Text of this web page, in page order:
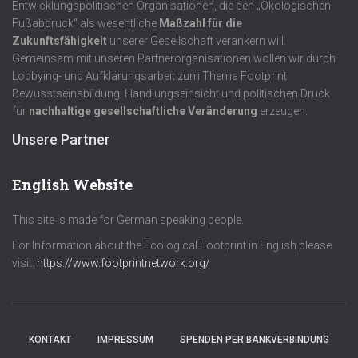
Entwicklungspolitischen Organisationen, die den „Ökologischen
Fußabdruck“ als wesentliche Maßzahl für die
Zukunftsfähigkeit unserer Gesellschaft verankern will.
Gemeinsam mit unseren Partnerorganisationen wollen wir durch
Lobbying- und Aufklärungsarbeit zum Thema Footprint
Bewusstseinsbildung, Handlungseinsicht und politischen Druck
für nachhaltige gesellschaftliche Veränderung erzeugen.
Unsere Partner
English Website
This site is made for German speaking people.
For Information about the Ecological Footprint in English please
visit: https://www.footprintnetwork.org/
KONTAKT IMPRESSUM SPENDEN PER BANKVERBINDUNG